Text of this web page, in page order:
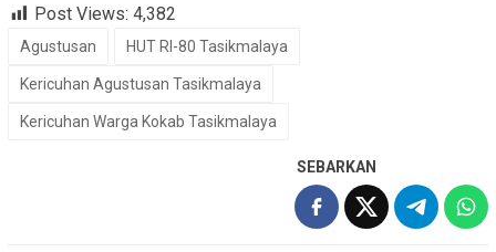
Post Views: 4,382
Agustusan HUT RI-80 Tasikmalaya
Kericuhan Agustusan Tasikmalaya
Kericuhan Warga Kokab Tasikmalaya
SEBARKAN